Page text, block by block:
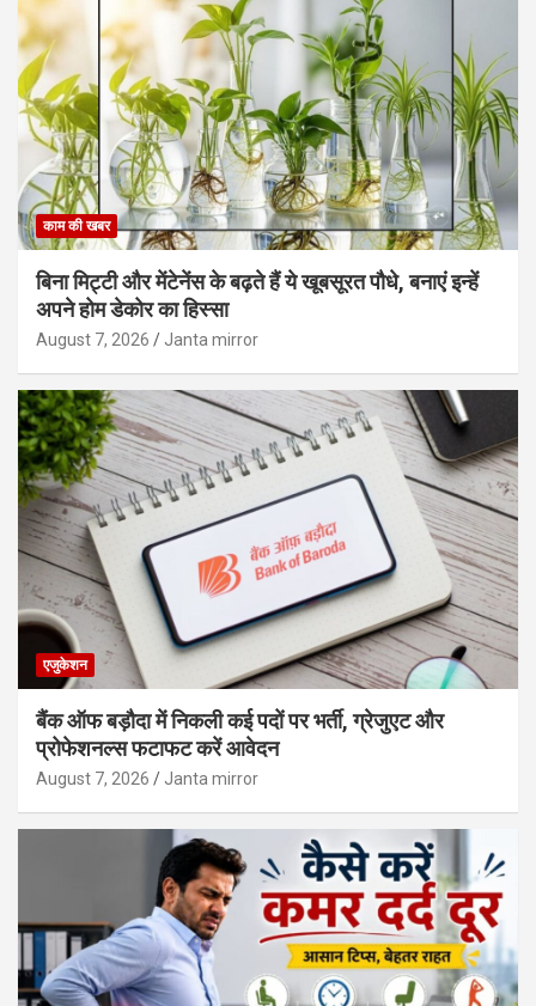
काम की खबर
बिना मिट्टी और मेंटेनेंस के बढ़ते हैं ये खूबसूरत पौधे, बनाएं इन्‍हें
अपने होम डेकोर का हिस्‍सा
August 7, 2026 Janta mirror
एजुकेशन
बैंक ऑफ बड़ौदा में निकली कई पदों पर भर्ती, ग्रेजुएट और
प्रोफेशनल्स फटाफट करें आवेदन
August 7, 2026 Janta mirror